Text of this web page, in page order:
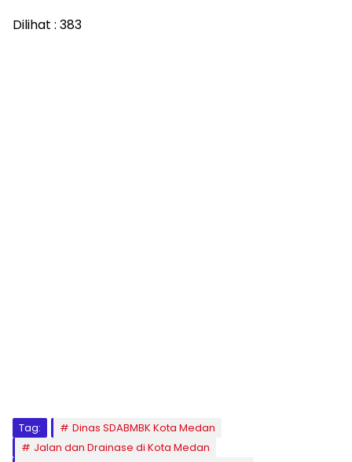
Dilihat : 383
Tag:
Dinas SDABMBK Kota Medan
Jalan dan Drainase di Kota Medan